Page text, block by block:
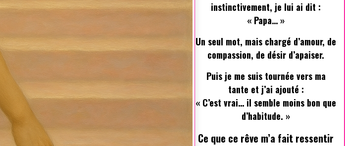
instinctivement, je lui ai dit :
« Papa… »
Un seul mot, mais chargé d’amour, de
compassion, de désir d’apaiser.
Puis je me suis tournée vers ma
tante et j’ai ajouté :
« C’est vrai… il semble moins bon que
d’habitude. »
Ce que ce rêve m’a fait ressentir